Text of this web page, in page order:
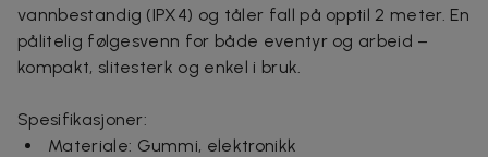
vannbestandig (IPX4) og tåler fall på opptil 2 meter. En
pålitelig følgesvenn for både eventyr og arbeid –
kompakt, slitesterk og enkel i bruk.
Spesifikasjoner:
Materiale: Gummi, elektronikk